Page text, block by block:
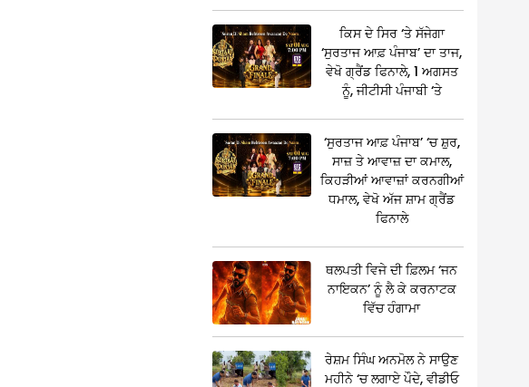
ਕਿਸ ਦੇ ਸਿਰ ‘ਤੇ ਸੱਜੇਗਾ
‘ਸੁਰਤਾਜ ਆਫ਼ ਪੰਜਾਬ’ ਦਾ ਤਾਜ,
ਵੇਖੋ ਗ੍ਰੈਂਡ ਫਿਨਾਲੇ, 1 ਅਗਸਤ
ਨੂੰ, ਜੀਟੀਸੀ ਪੰਜਾਬੀ ‘ਤੇ
‘ਸੁਰਤਾਜ ਆਫ਼ ਪੰਜਾਬ’ ‘ਚ ਸ਼ੁਰ,
ਸਾਜ਼ ਤੇ ਆਵਾਜ਼ ਦਾ ਕਮਾਲ,
ਕਿਹੜੀਆਂ ਆਵਾਜ਼ਾਂ ਕਰਨਗੀਆਂ
ਧਮਾਲ, ਵੇਖੋ ਅੱਜ ਸ਼ਾਮ ਗ੍ਰੈਂਡ
ਫਿਨਾਲੇ
ਥਲਪਤੀ ਵਿਜੇ ਦੀ ਫ਼ਿਲਮ ‘ਜਨ
ਨਾਇਕਨ’ ਨੂੰ ਲੈ ਕੇ ਕਰਨਾਟਕ
ਵਿੱਚ ਹੰਗਾਮਾ
ਰੇਸ਼ਮ ਸਿੰਘ ਅਨਮੋਲ ਨੇ ਸਾਉਣ
ਮਹੀਨੇ ‘ਚ ਲਗਾਏ ਪੌਦੇ, ਵੀਡੀਓ